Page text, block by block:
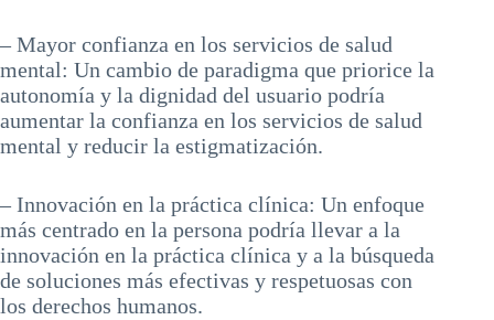
– Mayor confianza en los servicios de salud
mental: Un cambio de paradigma que priorice la
autonomía y la dignidad del usuario podría
aumentar la confianza en los servicios de salud
mental y reducir la estigmatización.
– Innovación en la práctica clínica: Un enfoque
más centrado en la persona podría llevar a la
innovación en la práctica clínica y a la búsqueda
de soluciones más efectivas y respetuosas con
los derechos humanos.